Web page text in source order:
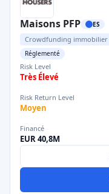
Maisons PFP ES
Crowdfunding immobilier
Réglementé
Risk Level
Très Élevé
Risk Return Level
Moyen
Financé
EUR 40,8M